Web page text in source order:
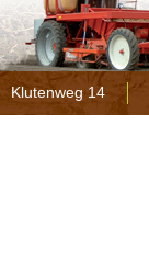
Klutenweg 14